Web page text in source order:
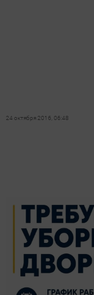
24 октября 2016, 06:48